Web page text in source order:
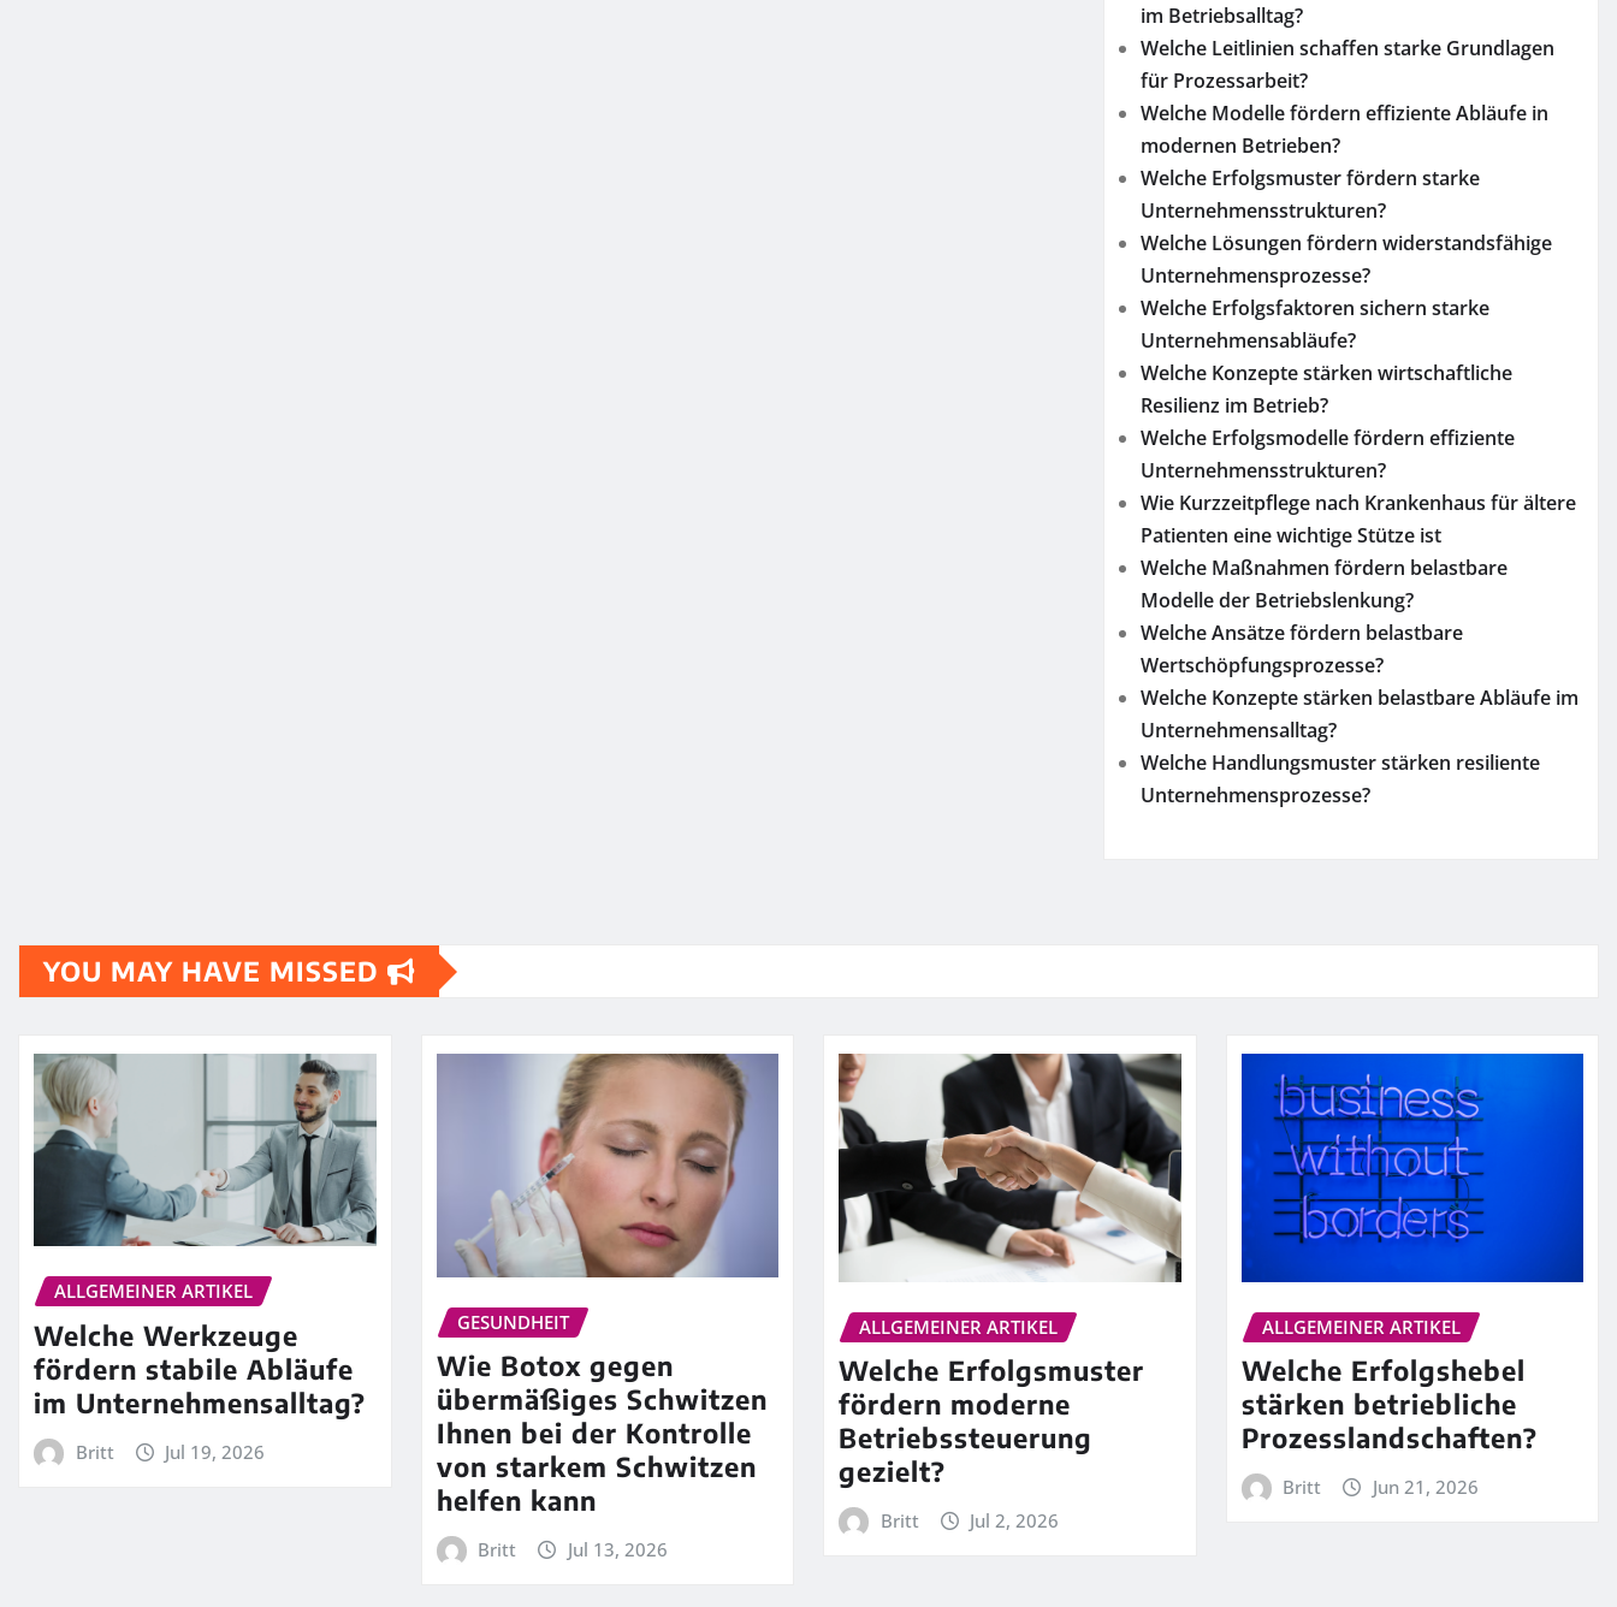
im Betriebsalltag?
Welche Leitlinien schaffen starke Grundlagen
für Prozessarbeit?
Welche Modelle fördern effiziente Abläufe in
modernen Betrieben?
Welche Erfolgsmuster fördern starke
Unternehmensstrukturen?
Welche Lösungen fördern widerstandsfähige
Unternehmensprozesse?
Welche Erfolgsfaktoren sichern starke
Unternehmensabläufe?
Welche Konzepte stärken wirtschaftliche
Resilienz im Betrieb?
Welche Erfolgsmodelle fördern effiziente
Unternehmensstrukturen?
Wie Kurzzeitpflege nach Krankenhaus für ältere
Patienten eine wichtige Stütze ist
Welche Maßnahmen fördern belastbare
Modelle der Betriebslenkung?
Welche Ansätze fördern belastbare
Wertschöpfungsprozesse?
Welche Konzepte stärken belastbare Abläufe im
Unternehmensalltag?
Welche Handlungsmuster stärken resiliente
Unternehmensprozesse?
YOU MAY HAVE MISSED
ALLGEMEINER ARTIKEL
Welche Werkzeuge
fördern stabile Abläufe
im Unternehmensalltag?
Britt Jul 19, 2026
GESUNDHEIT
Wie Botox gegen
übermäßiges Schwitzen
Ihnen bei der Kontrolle
von starkem Schwitzen
helfen kann
Britt Jul 13, 2026
ALLGEMEINER ARTIKEL
Welche Erfolgsmuster
fördern moderne
Betriebssteuerung
gezielt?
Britt Jul 2, 2026
ALLGEMEINER ARTIKEL
Welche Erfolgshebel
stärken betriebliche
Prozesslandschaften?
Britt Jun 21, 2026